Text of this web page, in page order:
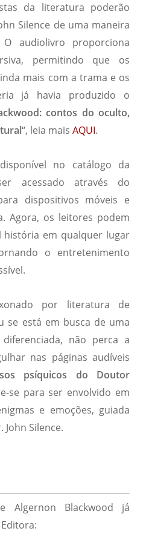
da literatura poderão
Silence de uma maneira
audiolivro proporciona
permitindo que os
mais com a trama e os
já havia produzido o
contos do oculto,
“, leia mais AQUI.
no catálogo da
acessado através do
dispositivos móveis e
Agora, os leitores podem
história em qualquer lugar
o entretenimento
por literatura de
se está em busca de uma
não perca a
nas páginas audíveis
psíquicos do Doutor
se para ser envolvido em
e emoções, guiada
Silence.
Algernon Blackwood já